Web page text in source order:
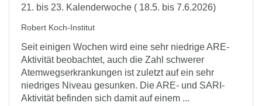
21. bis 23. Kalenderwoche ( 18.5. bis 7.6.2026)
Robert Koch-Institut
Seit einigen Wochen wird eine sehr niedrige ARE-
Aktivität beobachtet, auch die Zahl schwerer
Atemwegserkrankungen ist zuletzt auf ein sehr
niedriges Niveau gesunken. Die ARE- und SARI-
Aktivität befinden sich damit auf einem ...